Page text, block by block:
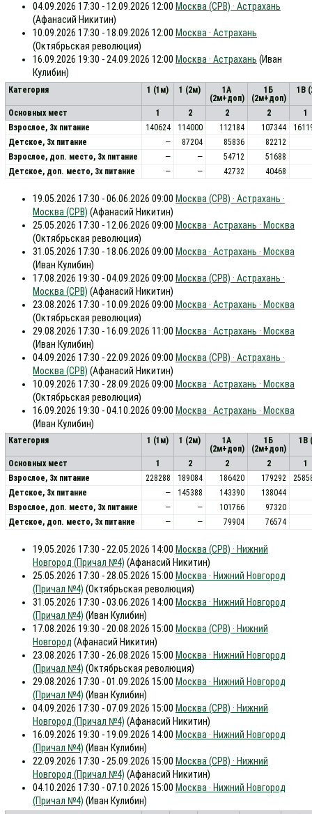
04.09.2026 17:30 - 12.09.2026 12:00 Москва (СРВ) · Астрахань
(Афанасий Никитин)
10.09.2026 17:30 - 18.09.2026 12:00 Москва · Астрахань
(Октябрьская революция)
16.09.2026 19:30 - 24.09.2026 12:00 Москва · Астрахань (Иван
Кулибин)
Категория 1 (1м) 1 (2м)
1А
(2м+доп)
1Б
(2м+доп)
1В
Основных мест 1 2 2 2
1
Взрослое, 3х питание
140624 114000 112184 107344
Детское, 3х питание
— 87204 85836
82212
Взрослое, доп. место, 3x питание
— — 54712
51688
Детское, доп. место, 3x питание
— — 42732 40468
19.05.2026 17:30 - 06.06.2026 09:00 Москва (СРВ) · Астрахань ·
Москва (СРВ) (Афанасий Никитин)
25.05.2026 17:30 - 12.06.2026 09:00 Москва · Астрахань · Москва
(Октябрьская революция)
31.05.2026 17:30 - 18.06.2026 09:00 Москва · Астрахань · Москва
(Иван Кулибин)
17.08.2026 19:30 - 04.09.2026 09:00 Москва (СРВ) · Астрахань ·
Москва (СРВ) (Афанасий Никитин)
23.08.2026 17:30 - 10.09.2026 09:00 Москва · Астрахань · Москва
(Октябрьская революция)
29.08.2026 17:30 - 16.09.2026 11:00 Москва · Астрахань · Москва
(Иван Кулибин)
04.09.2026 17:30 - 22.09.2026 09:00 Москва (СРВ) · Астрахань ·
Москва (СРВ) (Афанасий Никитин)
10.09.2026 17:30 - 28.09.2026 09:00 Москва · Астрахань · Москва
(Октябрьская революция)
16.09.2026 19:30 - 04.10.2026 09:00 Москва · Астрахань · Москва
(Иван Кулибин)
Категория 1 (1м) 1 (2м)
1А
(2м+доп)
1Б
(2м+доп)
1В
Основных мест 1 2 2 2
1
Взрослое, 3х питание
228288 189084 186420 179292
Детское, 3х питание
— 145388 143390
138044
Взрослое, доп. место, 3x питание
— — 101766
97320
Детское, доп. место, 3x питание
— — 79904 76574
19.05.2026 17:30 - 22.05.2026 14:00 Москва (СРВ) · Нижний
Новгород (Причал №4) (Афанасий Никитин)
25.05.2026 17:30 - 28.05.2026 15:00 Москва · Нижний Новгород
(Причал №4) (Октябрьская революция)
31.05.2026 17:30 - 03.06.2026 14:00 Москва · Нижний Новгород
(Причал №4) (Иван Кулибин)
17.08.2026 19:30 - 20.08.2026 15:00 Москва (СРВ) · Нижний
Новгород (Афанасий Никитин)
23.08.2026 17:30 - 26.08.2026 15:00 Москва · Нижний Новгород
(Причал №4) (Октябрьская революция)
29.08.2026 17:30 - 01.09.2026 15:00 Москва · Нижний Новгород
(Причал №4) (Иван Кулибин)
04.09.2026 17:30 - 07.09.2026 15:00 Москва (СРВ) · Нижний
Новгород (Причал №4) (Афанасий Никитин)
16.09.2026 19:30 - 19.09.2026 14:00 Москва · Нижний Новгород
(Причал №4) (Иван Кулибин)
22.09.2026 17:30 - 25.09.2026 15:00 Москва (СРВ) · Нижний
Новгород (Причал №4) (Афанасий Никитин)
04.10.2026 17:30 - 07.10.2026 15:00 Москва · Нижний Новгород
(Причал №4) (Иван Кулибин)